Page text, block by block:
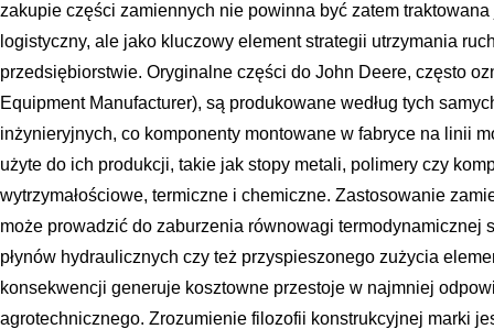
zakupie części zamiennych nie powinna być zatem
logistyczny, ale jako kluczowy element strategii utrzymania
przedsiębiorstwie. Oryginalne części do John Deere, często
Equipment Manufacturer), są produkowane według tych
inżynieryjnych, co komponenty montowane w fabryce na linii
użyte do ich produkcji, takie jak stopy metali, polimery czy
wytrzymałościowe, termiczne i chemiczne. Zastosowanie
może prowadzić do zaburzenia równowagi termodynamicznej
płynów hydraulicznych czy też przyspieszonego zużycia
konsekwencji generuje kosztowne przestoje w najmniej
agrotechnicznego. Zrozumienie filozofii konstrukcyjnej marki